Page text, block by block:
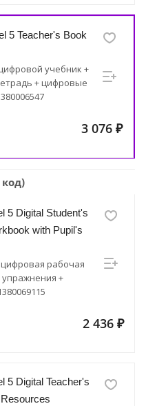
5 Teacher's Book
учебник +
+ цифровые
3 076 ₽
5 Digital Student's
with Pupil's
рабочая
+
2 436 ₽
5 Digital Teacher's